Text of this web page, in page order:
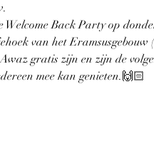
Back Party op
van het Eramsusgebouw
gratis zijn en zijn de
mee kan genieten.🙌🏻